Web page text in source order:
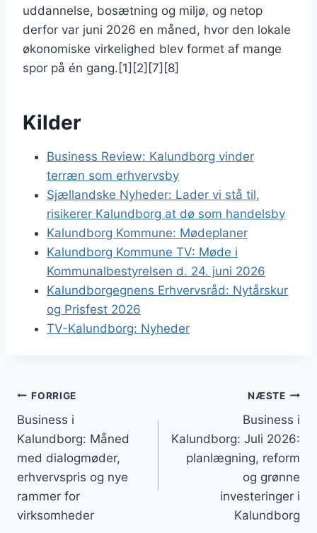
uddannelse, bosætning og miljø, og netop
derfor var juni 2026 en måned, hvor den lokale
økonomiske virkelighed blev formet af mange
spor på én gang.[1][2][7][8]
Kilder
Business Review: Kalundborg vinder
terræn som erhvervsby
Sjællandske Nyheder: Lader vi stå til,
risikerer Kalundborg at dø som handelsby
Kalundborg Kommune: Mødeplaner
Kalundborg Kommune TV: Møde i
Kommunalbestyrelsen d. 24. juni 2026
Kalundborgegnens Erhvervsråd: Nytårskur
og Prisfest 2026
TV-Kalundborg: Nyheder
Indlægsnavigation
FORRIGE
Business i
Kalundborg: Måned
med dialogmøder,
erhvervspris og nye
rammer for
virksomheder
NÆSTE
Business i
Kalundborg: Juli 2026:
planlægning, reform
og grønne
investeringer i
Kalundborg